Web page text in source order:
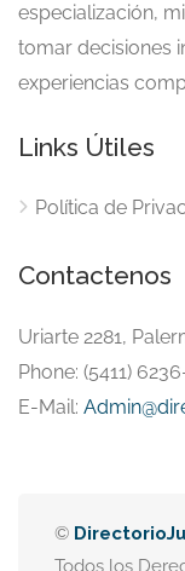
especialización,
tomar decisiones
experiencias
Links Útiles
Política de
Contactenos
Uriarte 2281,
Phone: (5411)
E-Mail:
©
Todos los